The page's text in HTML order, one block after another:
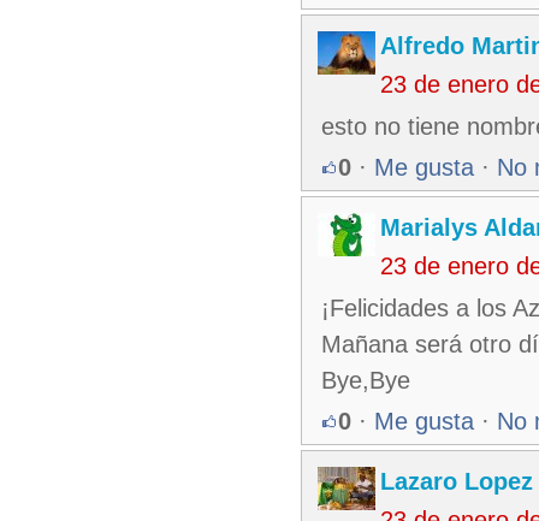
Alfredo
23 de enero
esto no tiene
0 · Me gusta · No
Marialys
23 de enero
¡Felicidades a los
Mañana será otro
Bye,Bye
0 · Me gusta · No
Lazaro Lopez